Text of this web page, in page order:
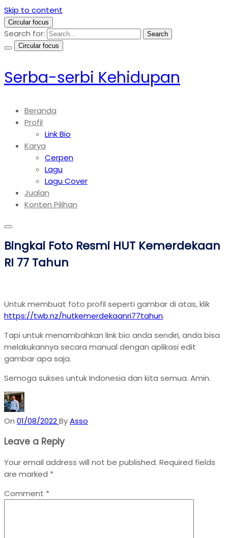
Skip to content
Circular focus
Search for:
Search
Circular focus
Serba-serbi Kehidupan
Beranda
Profil
Link Bio
Karya
Cerpen
Lagu
Lagu Cover
Jualan
Konten Pilihan
Bingkai Foto Resmi HUT Kemerdekaan
RI 77 Tahun
Untuk membuat foto profil seperti gambar di atas, klik
https://twb.nz/hutkemerdekaanri77tahun.
Tapi untuk menambahkan link bio anda sendiri, anda bisa
melakukannya secara manual dengan aplikasi edit
gambar apa saja.
Semoga sukses untuk Indonesia dan kita semua. Amin.
On 01/08/2022ByAsso
Leave a Reply
Your email address will not be published. Required fields
are marked *
Comment *